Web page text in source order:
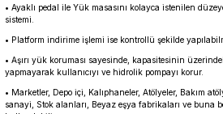
• Ayaklı pedal ile Yük masasını kolayca istenilen
sistemi.
• Platform indirime işlemi ise kontrollü şekilde
• Aşırı yük koruması sayesinde, kapasitesinin
yapmayarak kullanıcıyı ve hidrolik pompayı korur.
• Marketler, Depo içi, Kalıphaneler, Atölyeler, Bakım
sanayi, Stok alanları, Beyaz eşya fabrikaları ve buna